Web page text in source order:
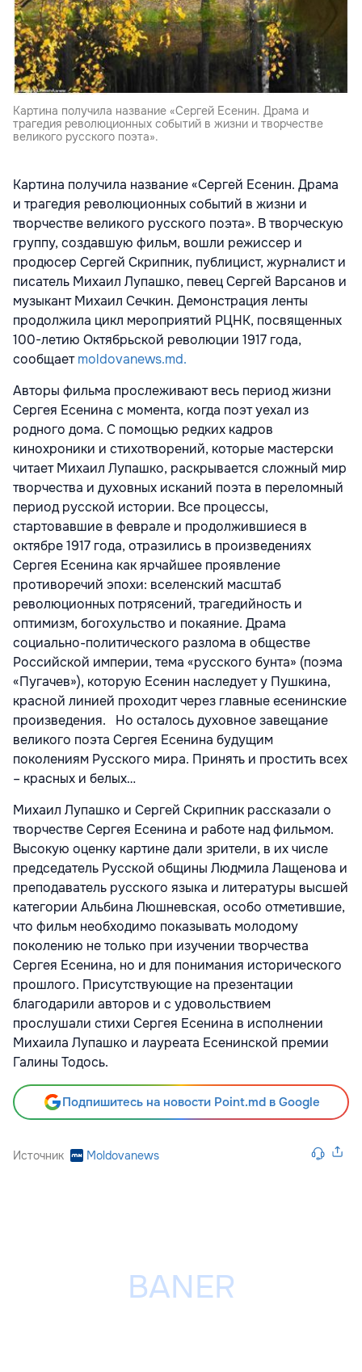
Картина получила название «Сергей Есенин. Драма и
трагедия революционных событий в жизни и творчестве
великого русского поэта».
Картина получила название «Сергей Есенин. Драма
и трагедия революционных событий в жизни и
творчестве великого русского поэта». В творческую
группу, создавшую фильм, вошли режиссер и
продюсер Сергей Скрипник, публицист, журналист и
писатель Михаил Лупашко, певец Сергей Варсанов и
музыкант Михаил Сечкин. Демонстрация ленты
продолжила цикл мероприятий РЦНК, посвященных
100-летию Октябрьской революции 1917 года,
сообщаетmoldovanews.md.
Авторы фильма прослеживают весь период жизни
Сергея Есенина с момента, когда поэт уехал из
родного дома. С помощью редких кадров
кинохроники и стихотворений, которые мастерски
читает Михаил Лупашко, раскрывается сложный мир
творчества и духовных исканий поэта в переломный
период русской истории. Все процессы,
стартовавшие в феврале и продолжившиеся в
октябре 1917 года, отразились в произведениях
Сергея Есенина как ярчайшее проявление
противоречий эпохи: вселенский масштаб
революционных потрясений, трагедийность и
оптимизм, богохульство и покаяние. Драма
социально-политического разлома в обществе
Российской империи, тема «русского бунта» (поэма
«Пугачев»), которую Есенин наследует у Пушкина,
красной линией проходит через главные есенинские
произведения. Но осталось духовное завещание
великого поэта Сергея Есенина будущим
поколениям Русского мира. Принять и простить всех
– красных и белых…
Михаил Лупашко и Сергей Скрипник рассказали о
творчестве Сергея Есенина и работе над фильмом.
Высокую оценку картине дали зрители, в их числе
председатель Русской общины Людмила Лащенова и
преподаватель русского языка и литературы высшей
категории Альбина Люшневская, особо отметившие,
что фильм необходимо показывать молодому
поколению не только при изучении творчества
Сергея Есенина, но и для понимания исторического
прошлого. Присутствующие на презентации
благодарили авторов и с удовольствием
прослушали стихи Сергея Есенина в исполнении
Михаила Лупашко и лауреата Есенинской премии
Галины Тодось.
Подпишитесь на новости Point.md в Google
Источник Moldovanews